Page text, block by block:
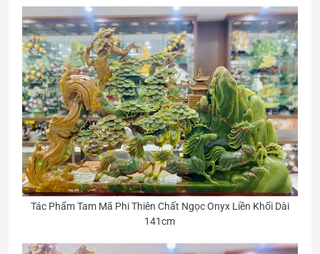
Tác Phẩm Tam Mã Phi Thiên Chất Ngọc Onyx Liền Khối Dài
141cm